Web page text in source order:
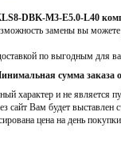
DBK-M3-E5.0-L40
замены вы
по выгодным для
сумма заказа
характер и не является
сайт Вам будет выставлен
цена на день покупки